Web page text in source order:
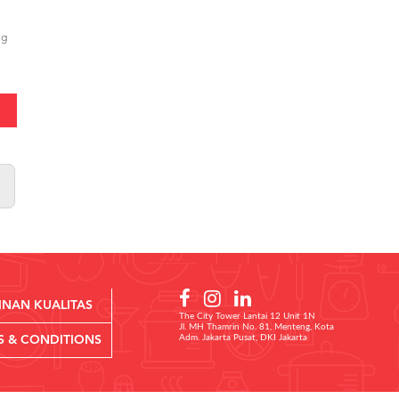
KUALITAS
& CONDITIONS
The City Tower Lantai 12 Unit 1N
Jl. MH Thamrin No. 81, Menteng, Kota
Adm. Jakarta Pusat, DKI Jakarta